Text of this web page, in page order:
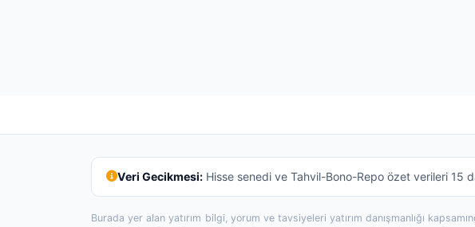
Veri Gecikmesi:Hisse senedi ve Tahvil-Bono-Repo özet verileri 15
Burada yer alan yatırım bilgi, yorum ve tavsiyeleri yatırım danışmanlığı